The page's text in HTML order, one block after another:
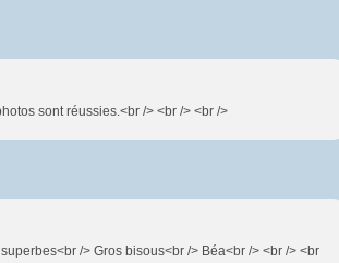
sont réussies.<br /> <br /> <br />
/> Gros bisous<br /> Béa<br /> <br /> <br